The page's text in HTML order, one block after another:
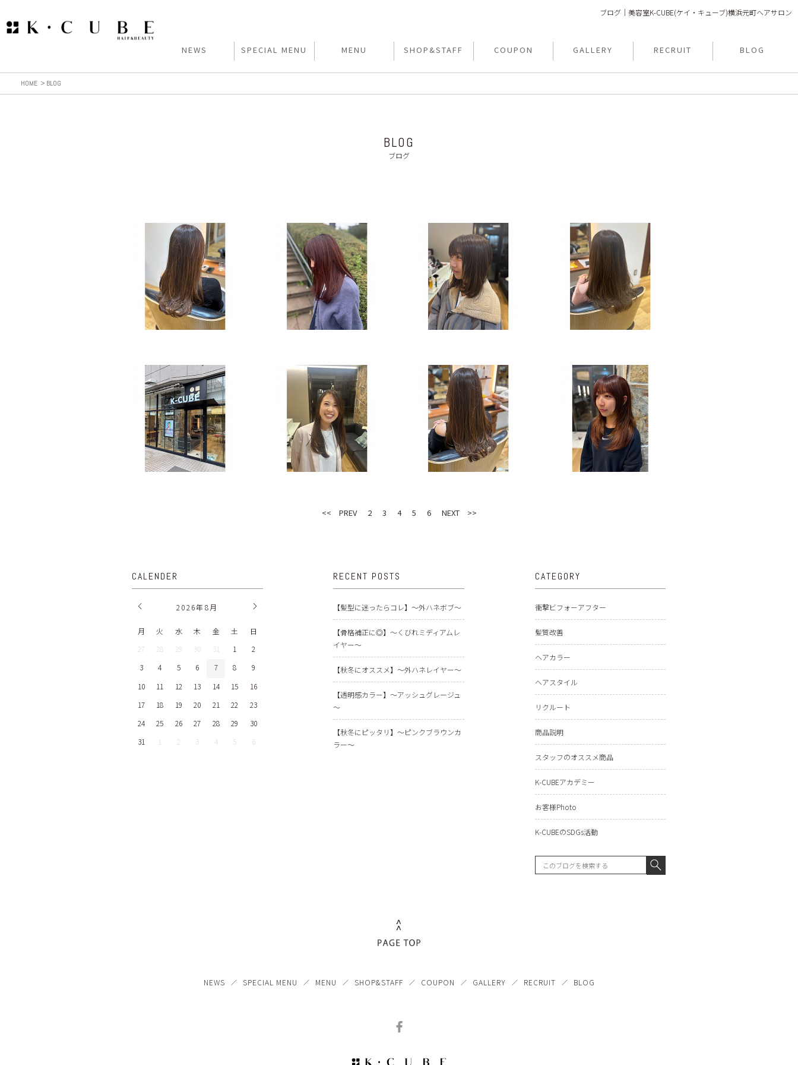
ブログ｜美容室K-CUBE(ケイ・キューブ)横浜元町ヘアサロン
NEWS SPECIAL MENU MENU SHOP&STAFF COUPON GALLERY RECRUIT BLOG
HOME BLOG
BLOG
ブログ
<< PREV 2 3 4 5 6 NEXT >>
CALENDER
2026年8月
月 火 水 木 金 土
日
27
28 29 30 31 1
2
3
4 5 6 7 8
9
10
11 12 13 14 15
16
17
18 19 20 21 22
23
24
25 26 27 28 29
30
31
1 2 3 4 5 6
RECENT POSTS
【髪型に迷ったらコレ】～外ハネボブ～
【骨格補正に◎】～くびれミディアムレ
イヤー～
【秋冬にオススメ】～外ハネレイヤー～
【透明感カラー】～アッシュグレージュ
～
【秋冬にピッタリ】～ピンクブラウンカ
ラー～
CATEGORY
衝撃ビフォーアフター
髪質改善
ヘアカラー
ヘアスタイル
リクルート
商品説明
スタッフのオススメ商品
K-CUBEアカデミー
お客様Photo
K-CUBEのSDGs活動
NEWS SPECIAL MENU MENU SHOP&STAFF COUPON GALLERY RECRUIT BLOG